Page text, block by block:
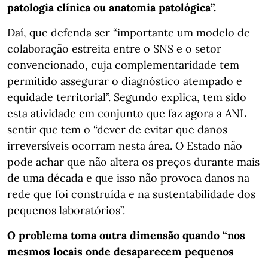
patologia clínica ou anatomia patológica”.
Daí, que defenda ser “importante um modelo de
colaboração estreita entre o SNS e o setor
convencionado, cuja complementaridade tem
permitido assegurar o diagnóstico atempado e
equidade territorial”. Segundo explica, tem sido
esta atividade em conjunto que faz agora a ANL
sentir que tem o “dever de evitar que danos
irreversíveis ocorram nesta área. O Estado não
pode achar que não altera os preços durante mais
de uma década e que isso não provoca danos na
rede que foi construída e na sustentabilidade dos
pequenos laboratórios”.
O problema toma outra dimensão quando “nos
mesmos locais onde desaparecem pequenos